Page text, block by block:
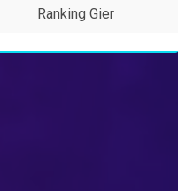
Ranking Gier